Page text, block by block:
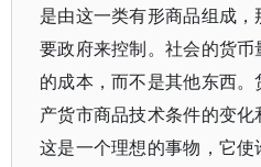
是由这一类有形商品组成
要政府来控制。社会的货
的成本，而不是其他东西
产货市商品技术条件的变化
这是一个理想的事物，它